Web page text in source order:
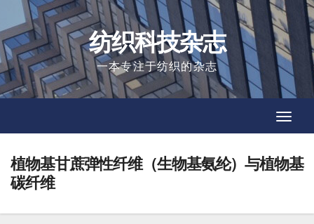
to
content
纺织科技杂志
一本专注于纺织的杂志
植物基甘蔗弹性纤维（生物基氨纶）与植物基
碳纤维